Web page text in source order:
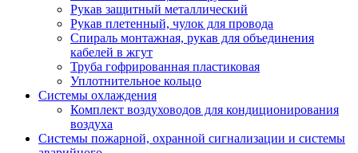
Рукав защитный металлический
Рукав плетенный, чулок для провода
Спираль монтажная, рукав для объединения
кабелей в жгут
Труба гофрированная пластиковая
Уплотнительное кольцо
Системы охлаждения
Комплект воздуховодов для кондиционирования
воздуха
Системы пожарной, охранной сигнализации и системы